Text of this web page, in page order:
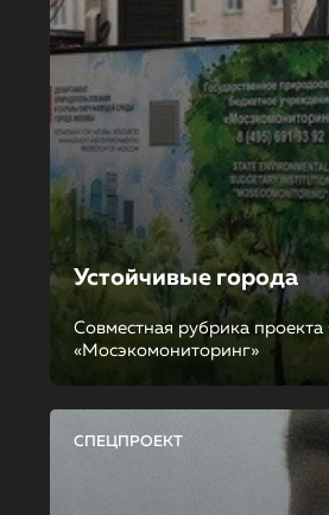
Устойчивые города
Совместная рубрика
«Мосэкомониторинг»
СПЕЦПРОЕКТ